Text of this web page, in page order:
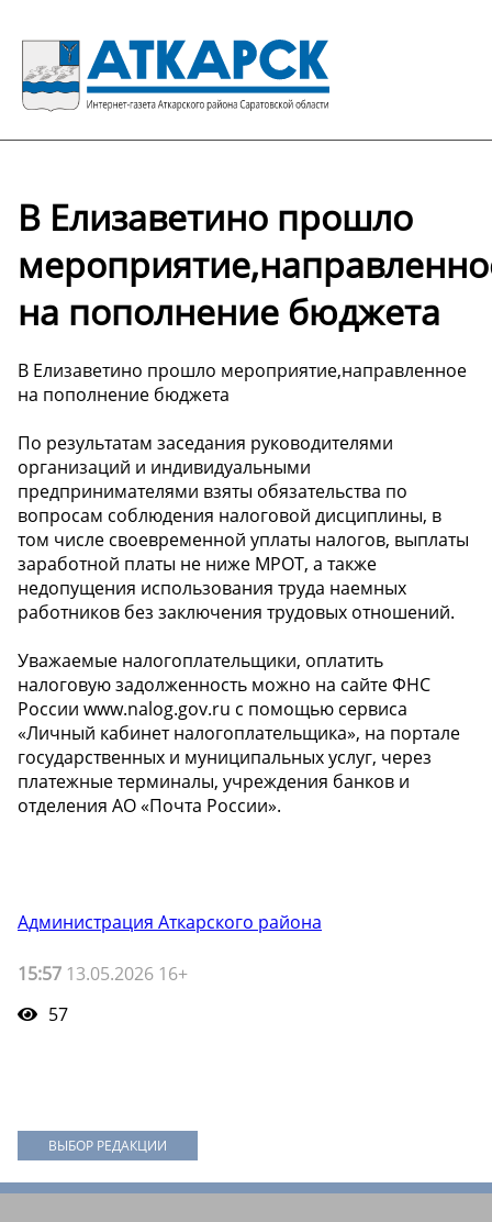
В Елизаветино прошло
на пополнение бюджета
В Елизаветино прошло мероприятие,направленное
на пополнение бюджета
По результатам заседания руководителями
организаций и индивидуальными
предпринимателями взяты обязательства по
вопросам соблюдения налоговой дисциплины, в
том числе своевременной уплаты налогов, выплаты
заработной платы не ниже МРОТ, а также
недопущения использования труда наемных
работников без заключения трудовых отношений.
Уважаемые налогоплательщики, оплатить
налоговую задолженность можно на сайте ФНС
России www.nalog.gov.ru с помощью сервиса
«Личный кабинет налогоплательщика», на портале
государственных и муниципальных услуг, через
платежные терминалы, учреждения банков и
отделения АО «Почта России».
Администрация Аткарского района
15:57 13.05.2026 16+
57
ВЫБОР РЕДАКЦИИ